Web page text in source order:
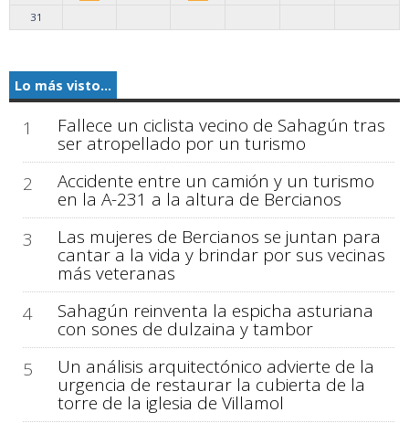
31
Lo más visto...
1 Fallece un ciclista vecino de Sahagún tras
ser atropellado por un turismo
2
Accidente entre un camión y un turismo
en la A-231 a la altura de Bercianos
3
Las mujeres de Bercianos se juntan para
cantar a la vida y brindar por sus vecinas
más veteranas
4
Sahagún reinventa la espicha asturiana
con sones de dulzaina y tambor
5
Un análisis arquitectónico advierte de la
urgencia de restaurar la cubierta de la
torre de la iglesia de Villamol